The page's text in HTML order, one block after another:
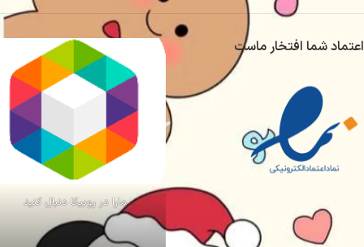
اعتماد شما افتخار ماست
مارا در روبیکا دنبال کنید